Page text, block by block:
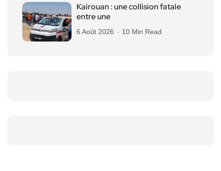
Kairouan : une collision fatale
entre une
6 Août 2026 10 Min Read